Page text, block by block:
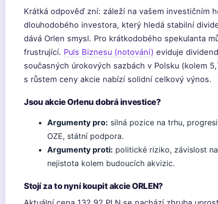
Krátká odpověď zní: záleží na vašem investičním
dlouhodobého investora, který hledá stabilní
dává Orlen smysl. Pro krátkodobého spekulanta
frustrující. Puls Biznesu (notování) eviduje
současných úrokových sazbách v Polsku (kolem
s růstem ceny akcie nabízí solidní celkový výnos.
Jsou akcie Orlenu dobrá investice?
Argumenty pro: silná pozice na trhu,
OZE, státní podpora.
Argumenty proti: politické riziko, závislost
nejistota kolem budoucích akvizic.
Stojí za to nyní koupit akcie ORLEN?